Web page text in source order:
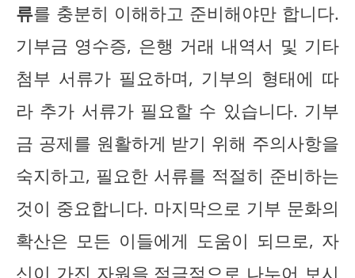
류를 충분히 이해하고 준비해야만 합니다.
기부금 영수증, 은행 거래 내역서 및 기타
첨부 서류가 필요하며, 기부의 형태에 따
라 추가 서류가 필요할 수 있습니다. 기부
금 공제를 원활하게 받기 위해 주의사항을
숙지하고, 필요한 서류를 적절히 준비하는
것이 중요합니다. 마지막으로 기부 문화의
확산은 모든 이들에게 도움이 되므로, 자
신이 가진 자원을 적극적으로 나누어 보시